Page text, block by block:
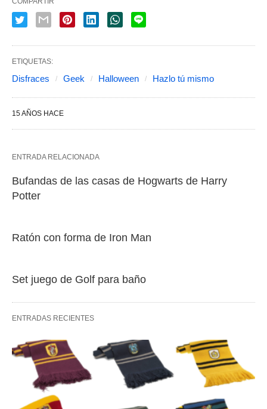
ETIQUETAS:
Disfraces Geek Halloween Hazlo tú mismo
15 AÑOS HACE
ENTRADA RELACIONADA
Bufandas de las casas de Hogwarts de Harry
Potter
Ratón con forma de Iron Man
Set juego de Golf para baño
ENTRADAS RECIENTES